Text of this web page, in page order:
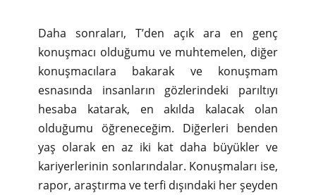
Daha sonraları, T’den açık ara en genç
konuşmacı olduğumu ve muhtemelen, diğer
konuşmacılara bakarak ve konuşmam
esnasında insanların gözlerindeki parıltıyı
hesaba katarak, en akılda kalacak olan
olduğumu öğreneceğim. Diğerleri benden
yaş olarak en az iki kat daha büyükler ve
kariyerlerinin sonlarındalar. Konuşmaları ise,
rapor, araştırma ve terfi dışındaki her şeyden